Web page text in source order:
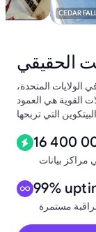
CEDAR
الحقيقي
الولايات المتحدة،
القوية هي العمود
التي تربحها
16 400
99%
مستمرة